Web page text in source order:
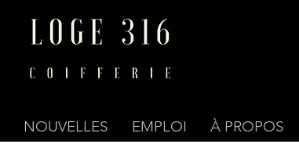
NOUVELLES EMPLOI À PROPOS